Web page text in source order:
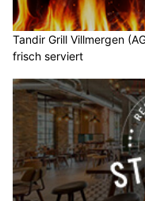
Tandir Grill Villmergen
frisch serviert